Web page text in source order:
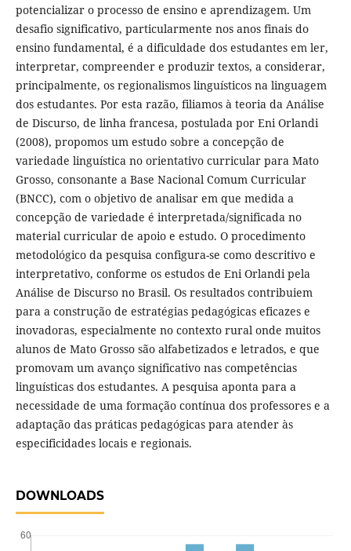
potencializar o processo de ensino e aprendizagem. Um
desafio significativo, particularmente nos anos finais do
ensino fundamental, é a dificuldade dos estudantes em ler,
interpretar, compreender e produzir textos, a considerar,
principalmente, os regionalismos linguísticos na linguagem
dos estudantes. Por esta razão, filiamos à teoria da Análise
de Discurso, de linha francesa, postulada por Eni Orlandi
(2008), propomos um estudo sobre a concepção de
variedade linguística no orientativo curricular para Mato
Grosso, consonante a Base Nacional Comum Curricular
(BNCC), com o objetivo de analisar em que medida a
concepção de variedade é interpretada/significada no
material curricular de apoio e estudo. O procedimento
metodológico da pesquisa configura-se como descritivo e
interpretativo, conforme os estudos de Eni Orlandi pela
Análise de Discurso no Brasil. Os resultados contribuiem
para a construção de estratégias pedagógicas eficazes e
inovadoras, especialmente no contexto rural onde muitos
alunos de Mato Grosso são alfabetizados e letrados, e que
promovam um avanço significativo nas competências
linguísticas dos estudantes. A pesquisa aponta para a
necessidade de uma formação contínua dos professores e a
adaptação das práticas pedagógicas para atender às
especificidades locais e regionais.
DOWNLOADS